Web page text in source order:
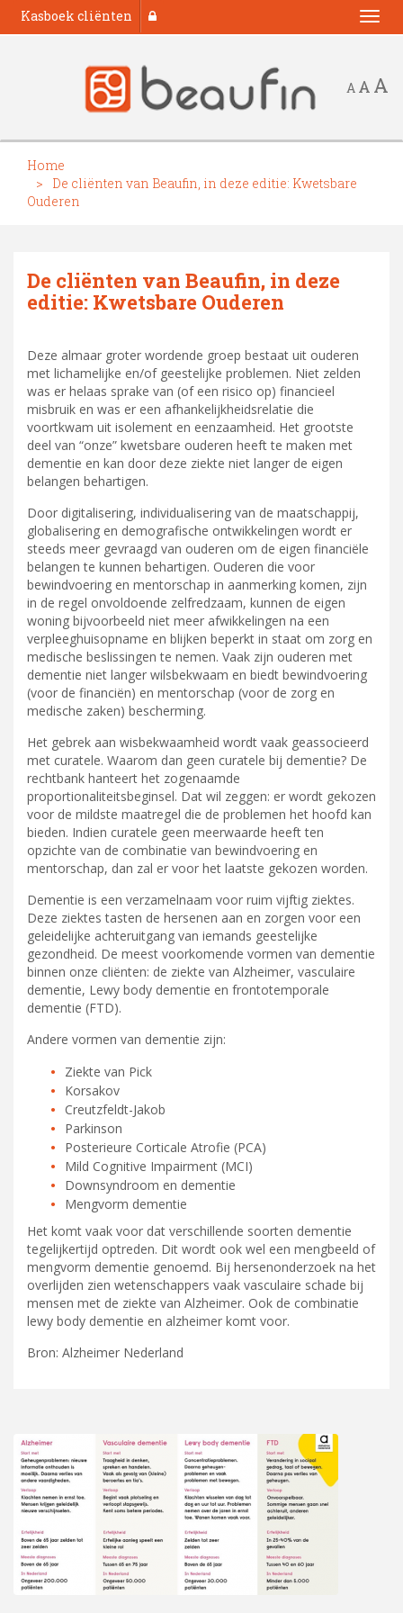
Kasboek cliënten
A A A
Home
De cliënten van Beaufin, in deze editie: Kwetsbare
Ouderen
De cliënten van Beaufin, in deze
editie: Kwetsbare Ouderen
Deze almaar groter wordende groep bestaat uit ouderen
met lichamelijke en/of geestelijke problemen. Niet zelden
was er helaas sprake van (of een risico op) financieel
misbruik en was er een afhankelijkheidsrelatie die
voortkwam uit isolement en eenzaamheid. Het grootste
deel van “onze” kwetsbare ouderen heeft te maken met
dementie en kan door deze ziekte niet langer de eigen
belangen behartigen.
Door digitalisering, individualisering van de maatschappij,
globalisering en demografische ontwikkelingen wordt er
steeds meer gevraagd van ouderen om de eigen financiële
belangen te kunnen behartigen. Ouderen die voor
bewindvoering en mentorschap in aanmerking komen, zijn
in de regel onvoldoende zelfredzaam, kunnen de eigen
woning bijvoorbeeld niet meer afwikkelingen na een
verpleeghuisopname en blijken beperkt in staat om zorg en
medische beslissingen te nemen. Vaak zijn ouderen met
dementie niet langer wilsbekwaam en biedt bewindvoering
(voor de financiën) en mentorschap (voor de zorg en
medische zaken) bescherming.
Het gebrek aan wisbekwaamheid wordt vaak geassocieerd
met curatele. Waarom dan geen curatele bij dementie? De
rechtbank hanteert het zogenaamde
proportionaliteitsbeginsel. Dat wil zeggen: er wordt gekozen
voor de mildste maatregel die de problemen het hoofd kan
bieden. Indien curatele geen meerwaarde heeft ten
opzichte van de combinatie van bewindvoering en
mentorschap, dan zal er voor het laatste gekozen worden.
Dementie is een verzamelnaam voor ruim vijftig ziektes.
Deze ziektes tasten de hersenen aan en zorgen voor een
geleidelijke achteruitgang van iemands geestelijke
gezondheid. De meest voor­ko­men­de vormen van dementie
binnen onze cliënten: de ziekte van Alzheimer, vasculaire
dementie, Lewy body dementie en frontotemporale
dementie (FTD).
Andere vormen van dementie zijn:
Ziekte van Pick
Korsakov
Creutzfeldt-Jakob
Parkinson
Posterieure Corticale Atrofie (PCA)
Mild Cognitive Impairment (MCI)
Downsyndroom en dementie
Mengvorm dementie
Het komt vaak voor dat verschillende soorten dementie
tegelijkertijd optreden. Dit wordt ook wel een mengbeeld of
mengvorm dementie genoemd. Bij hersenonderzoek na het
overlijden zien wetenschappers vaak vasculaire schade bij
mensen met de ziekte van Alzheimer. Ook de combinatie
lewy body dementie en alzheimer komt voor.
Bron: Alzheimer Nederland